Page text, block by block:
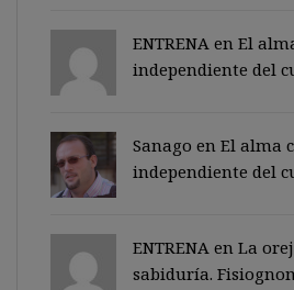
ENTRENA en El
independiente del
Sanago en El alma
independiente del
ENTRENA en La
sabiduría.